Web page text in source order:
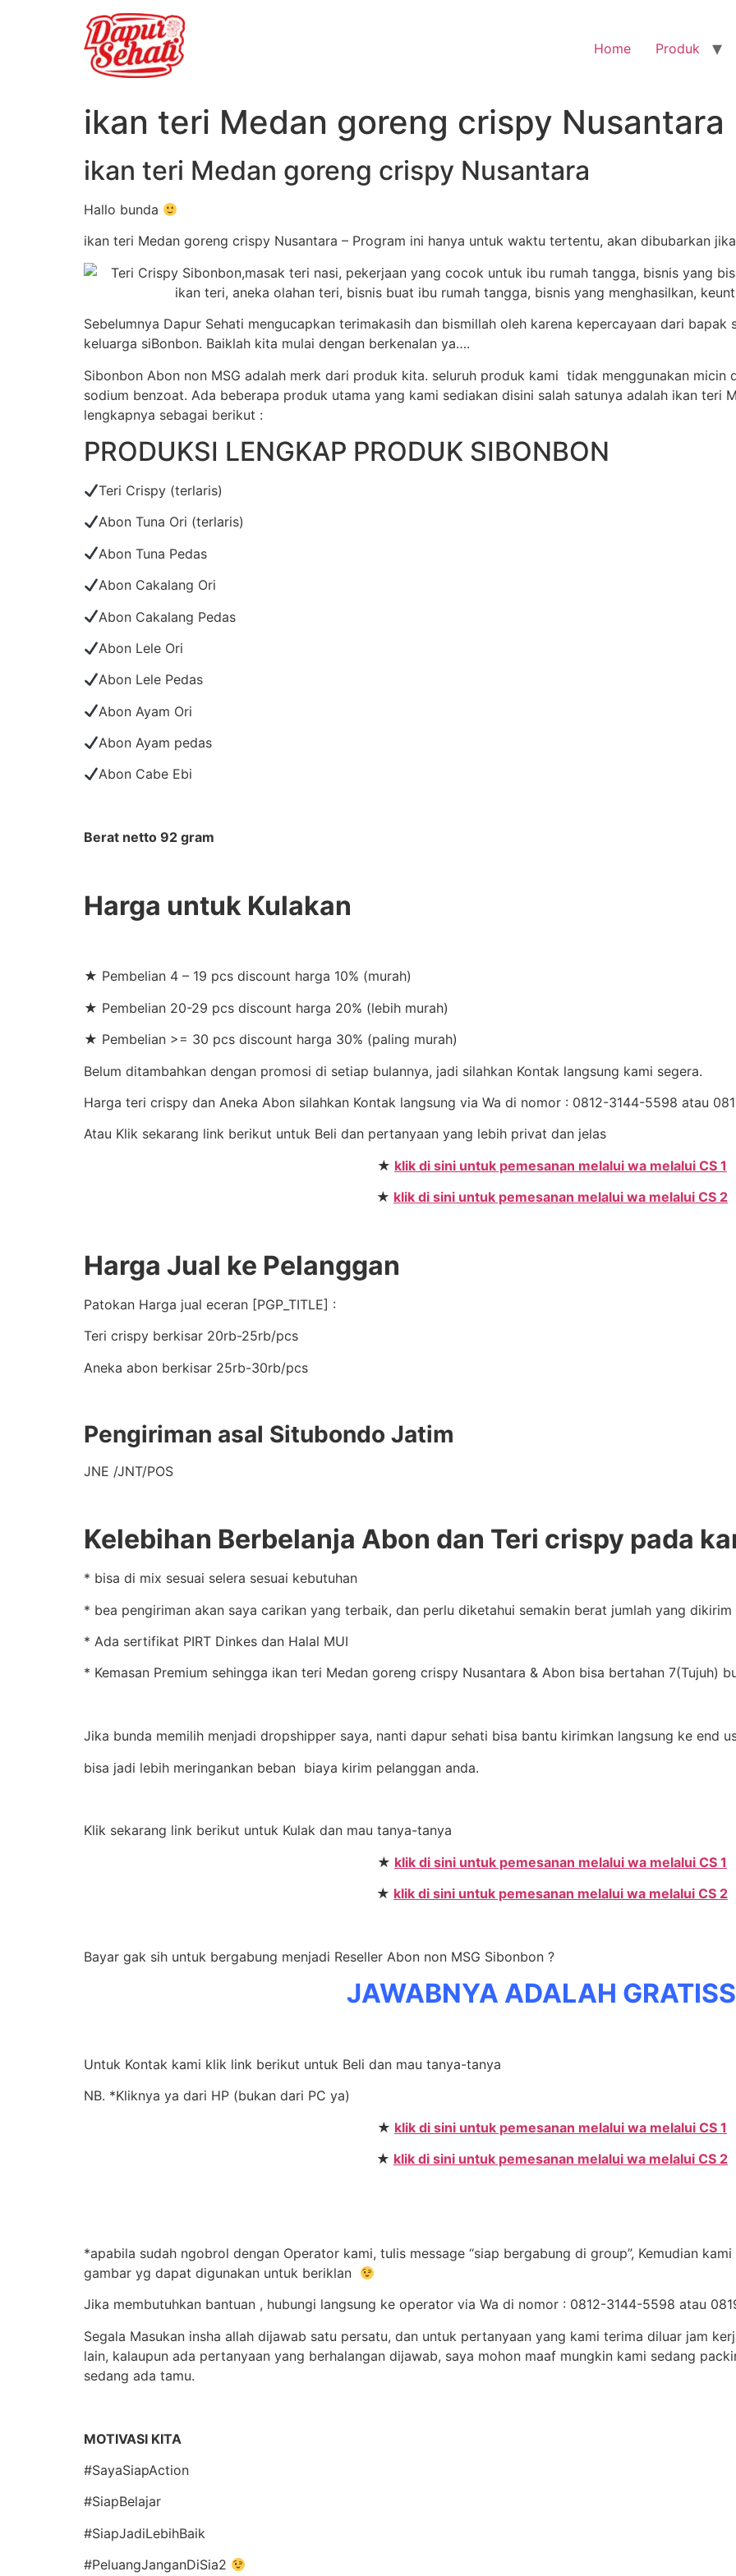
Home Produk
ikan teri Medan goreng crispy Nusantara
ikan teri Medan goreng crispy Nusantara
Hallo bunda
ikan teri Medan goreng crispy Nusantara – Program ini hanya untuk waktu tertentu, akan dibubarkan
Sebelumnya Dapur Sehati mengucapkan terimakasih dan bismillah oleh karena kepercayaan dari bapak
keluarga siBonbon. Baiklah kita mulai dengan berkenalan ya….
Sibonbon Abon non MSG adalah merk dari produk kita. seluruh produk kami tidak menggunakan micin
sodium benzoat. Ada beberapa produk utama yang kami sediakan disini salah satunya adalah ikan teri
lengkapnya sebagai berikut :
PRODUKSI LENGKAP PRODUK SIBONBON
Teri Crispy (terlaris)
Abon Tuna Ori (terlaris)
Abon Tuna Pedas
Abon Cakalang Ori
Abon Cakalang Pedas
Abon Lele Ori
Abon Lele Pedas
Abon Ayam Ori
Abon Ayam pedas
Abon Cabe Ebi
Berat netto 92 gram
Harga untuk Kulakan
★ Pembelian 4 – 19 pcs discount harga 10% (murah)
★ Pembelian 20-29 pcs discount harga 20% (lebih murah)
★ Pembelian >= 30 pcs discount harga 30% (paling murah)
Belum ditambahkan dengan promosi di setiap bulannya, jadi silahkan Kontak langsung kami segera.
Harga teri crispy dan Aneka Abon silahkan Kontak langsung via Wa di nomor : 0812-3144-5598 atau
Atau Klik sekarang link berikut untuk Beli dan pertanyaan yang lebih privat dan jelas
★ klik di sini untuk pemesanan melalui wa melalui CS 1
★ klik di sini untuk pemesanan melalui wa melalui CS 2
Harga Jual ke Pelanggan
Patokan Harga jual eceran [PGP_TITLE] :
Teri crispy berkisar 20rb-25rb/pcs
Aneka abon berkisar 25rb-30rb/pcs
Pengiriman asal Situbondo Jatim
JNE /JNT/POS
Kelebihan Berbelanja Abon dan Teri crispy pada
* bisa di mix sesuai selera sesuai kebutuhan
* bea pengiriman akan saya carikan yang terbaik, dan perlu diketahui semakin berat jumlah yang
* Ada sertifikat PIRT Dinkes dan Halal MUI
* Kemasan Premium sehingga ikan teri Medan goreng crispy Nusantara & Abon bisa bertahan 7(Tujuh)
Jika bunda memilih menjadi dropshipper saya, nanti dapur sehati bisa bantu kirimkan langsung ke end
bisa jadi lebih meringankan beban biaya kirim pelanggan anda.
Klik sekarang link berikut untuk Kulak dan mau tanya-tanya
★ klik di sini untuk pemesanan melalui wa melalui CS 1
★ klik di sini untuk pemesanan melalui wa melalui CS 2
Bayar gak sih untuk bergabung menjadi Reseller Abon non MSG Sibonbon ?
JAWABNYA ADALAH
Untuk Kontak kami klik link berikut untuk Beli dan mau tanya-tanya
NB. *Kliknya ya dari HP (bukan dari PC ya)
★ klik di sini untuk pemesanan melalui wa melalui CS 1
★ klik di sini untuk pemesanan melalui wa melalui CS 2
*apabila sudah ngobrol dengan Operator kami, tulis message “siap bergabung di group”, Kemudian
gambar yg dapat digunakan untuk beriklan
Jika membutuhkan bantuan , hubungi langsung ke operator via Wa di nomor : 0812-3144-5598 atau
Segala Masukan insha allah dijawab satu persatu, dan untuk pertanyaan yang kami terima diluar jam
lain, kalaupun ada pertanyaan yang berhalangan dijawab, saya mohon maaf mungkin kami sedang
sedang ada tamu.
MOTIVASI KITA
#SayaSiapAction
#SiapBelajar
#SiapJadiLebihBaik
#PeluangJanganDiSia2